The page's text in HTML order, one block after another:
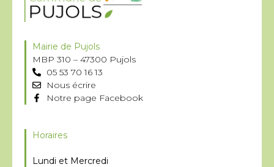
Mairie de Pujols
MBP 310 – 47300 Pujols
05 53 70 16 13
Nous écrire
Notre page Facebook
Horaires
Lundi et Mercredi